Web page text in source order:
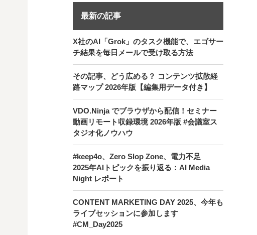
最新の記事
X社のAI「Grok」のタスク機能で、エゴサー
チ結果を毎日メールで受け取る方法
その記事、どう広める？ コンテンツ拡散経
路マップ 2026年版【編集用データ付き】
VDO.Ninja でブラウザから配信！セミナー
動画リモート収録環境 2026年版 #会議室ス
タジオ化ノウハウ
#keep4o、Zero Slop Zone、電力不足
2025年AIトピックを振り返る：AI Media
Night レポート
CONTENT MARKETING DAY 2025、今年も
ライブセッションに参加します
#CM_Day2025